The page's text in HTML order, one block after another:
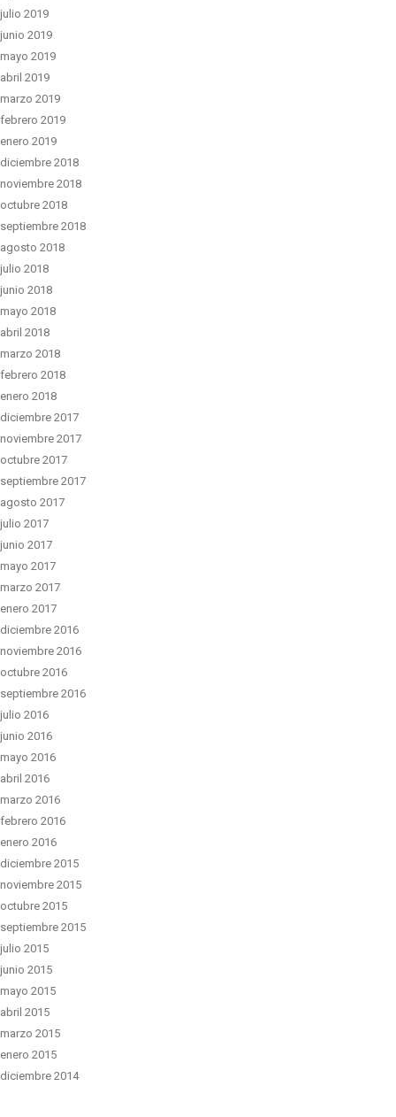
julio 2019
junio 2019
mayo 2019
abril 2019
marzo 2019
febrero 2019
enero 2019
diciembre 2018
noviembre 2018
octubre 2018
septiembre 2018
agosto 2018
julio 2018
junio 2018
mayo 2018
abril 2018
marzo 2018
febrero 2018
enero 2018
diciembre 2017
noviembre 2017
octubre 2017
septiembre 2017
agosto 2017
julio 2017
junio 2017
mayo 2017
marzo 2017
enero 2017
diciembre 2016
noviembre 2016
octubre 2016
septiembre 2016
julio 2016
junio 2016
mayo 2016
abril 2016
marzo 2016
febrero 2016
enero 2016
diciembre 2015
noviembre 2015
octubre 2015
septiembre 2015
julio 2015
junio 2015
mayo 2015
abril 2015
marzo 2015
enero 2015
diciembre 2014